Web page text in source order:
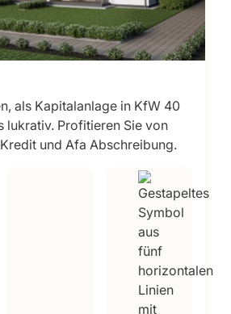
als Kapitalanlage in KfW 40
lukrativ. Profitieren Sie von
und Afa Abschreibung.